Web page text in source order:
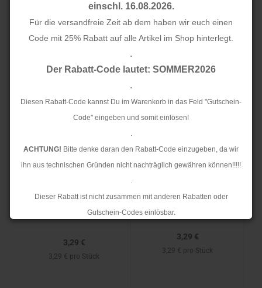
einschl. 16.08.2026.
Für die versandfreie Zeit ab dem haben wir euch einen
Code mit 25% Rabatt auf alle Artikel im Shop hinterlegt.
.
Der Rabatt-Code lautet: SOMMER2026
.
Diesen Rabatt-Code kannst Du im Warenkorb in das Feld "Gutschein-
Code" eingeben und somit einlösen!
.
ACHTUNG! Bitte denke daran den Rabatt-Code einzugeben, da wir
ihn aus technischen Gründen nicht nachträglich gewähren können!!!!!
.
Dieser Rabatt ist nicht zusammen mit anderen Rabatten oder
Gutschein-Codes einlösbar.
Ab dem 17.08.2026 versenden wir wieder wie gewohnt. Aufgrund des
Rückstaus kann es jedoch zu längeren Lieferzeiten kommen.
Quaste Fransen Set -
Design
3,29 €
3,29 € pro Stück
3,29 €
3,29 € pro Stück